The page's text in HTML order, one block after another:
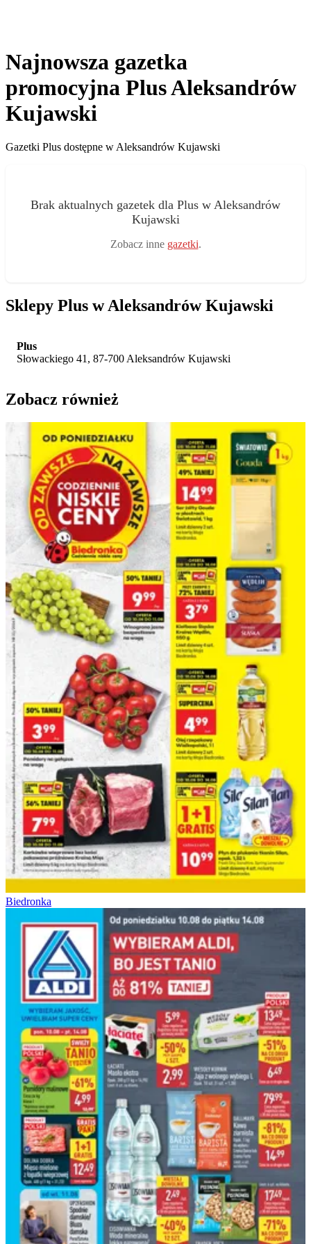
Najnowsza gazetka
promocyjna Plus Aleksandrów
Kujawski
Gazetki Plus dostępne w Aleksandrów Kujawski
Brak aktualnych gazetek dla Plus w Aleksandrów
Kujawski
Zobacz inne gazetki.
Sklepy Plus w Aleksandrów Kujawski
Plus
Słowackiego 41, 87-700 Aleksandrów Kujawski
Zobacz również
Biedronka